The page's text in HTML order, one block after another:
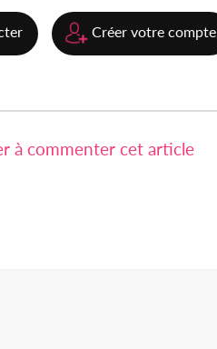
Créer votre compte
à commenter cet article